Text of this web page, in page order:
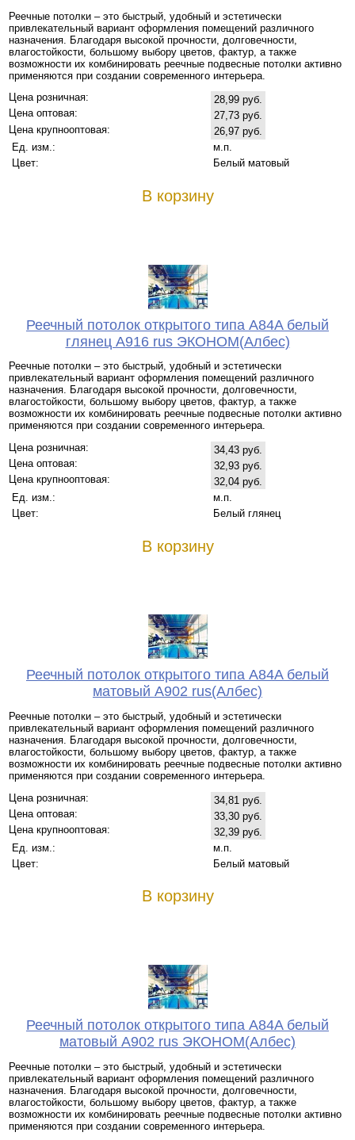
Реечные потолки – это быстрый, удобный и эстетически
привлекательный вариант оформления помещений различного
назначения. Благодаря высокой прочности, долговечности,
влагостойкости, большому выбору цветов, фактур, а также
возможности их комбинировать реечные подвесные потолки активно
применяются при создании современного интерьера.
Цена розничная:
28,99 руб.
Цена оптовая:
27,73 руб.
Цена крупнооптовая:
26,97 руб.
Ед. изм.:
м.п.
Цвет:
Белый матовый
В корзину
Реечный потолок открытого типа A84A белый
глянец A916 rus ЭКОНОМ(Албес)
Реечные потолки – это быстрый, удобный и эстетически
привлекательный вариант оформления помещений различного
назначения. Благодаря высокой прочности, долговечности,
влагостойкости, большому выбору цветов, фактур, а также
возможности их комбинировать реечные подвесные потолки активно
применяются при создании современного интерьера.
Цена розничная:
34,43 руб.
Цена оптовая:
32,93 руб.
Цена крупнооптовая:
32,04 руб.
Ед. изм.:
м.п.
Цвет:
Белый глянец
В корзину
Реечный потолок открытого типа A84A белый
матовый A902 rus(Албес)
Реечные потолки – это быстрый, удобный и эстетически
привлекательный вариант оформления помещений различного
назначения. Благодаря высокой прочности, долговечности,
влагостойкости, большому выбору цветов, фактур, а также
возможности их комбинировать реечные подвесные потолки активно
применяются при создании современного интерьера.
Цена розничная:
34,81 руб.
Цена оптовая:
33,30 руб.
Цена крупнооптовая:
32,39 руб.
Ед. изм.:
м.п.
Цвет:
Белый матовый
В корзину
Реечный потолок открытого типа A84A белый
матовый A902 rus ЭКОНОМ(Албес)
Реечные потолки – это быстрый, удобный и эстетически
привлекательный вариант оформления помещений различного
назначения. Благодаря высокой прочности, долговечности,
влагостойкости, большому выбору цветов, фактур, а также
возможности их комбинировать реечные подвесные потолки активно
применяются при создании современного интерьера.